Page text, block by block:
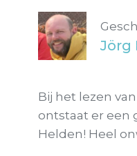
Jörg
Bij het lezen
ontstaat er een
Helden! Heel